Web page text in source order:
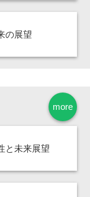
の展望
more
と未来展望